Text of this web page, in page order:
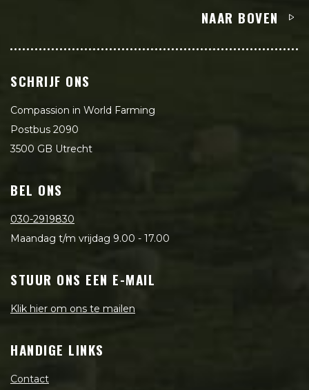
NAAR BOVEN
SCHRIJF ONS
Compassion in World Farming
Postbus 2090
3500 GB Utrecht
BEL ONS
030-2919830
Maandag t/m vrijdag 9.00 - 17.00
STUUR ONS EEN E-MAIL
Klik hier om ons te mailen
HANDIGE LINKS
Contact